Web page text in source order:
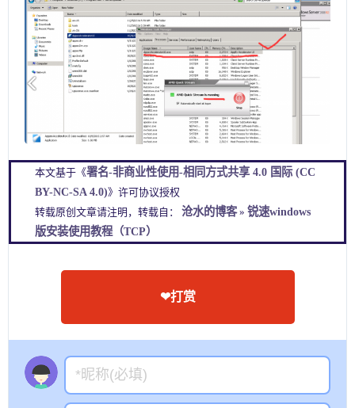
本文基于《署名-非商业性使用-相同方式共享 4.0 国际 (CC
BY-NC-SA 4.0)》许可协议授权
转载原创文章请注明，转载自： 沧水的博客» 锐速windows
版安装使用教程（TCP）
❤打赏